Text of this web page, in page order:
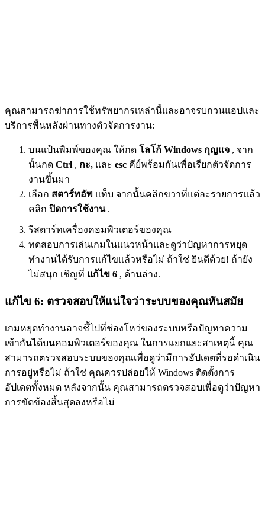
คุณสามารถฆ่าการใช้ทรัพยากรเหล่านี้และอาจรบกวนแอปและ
บริการพื้นหลังผ่านทางตัวจัดการงาน:
บนแป้นพิมพ์ของคุณ ให้กด โลโก้ Windows กุญแจ , จาก
นั้นกด Ctrl , กะ, และ esc คีย์พร้อมกันเพื่อเรียกตัวจัดการ
งานขึ้นมา
เลือก สตาร์ทอัพ แท็บ จากนั้นคลิกขวาที่แต่ละรายการแล้ว
คลิก ปิดการใช้งาน.
รีสตาร์ทเครื่องคอมพิวเตอร์ของคุณ
ทดสอบการเล่นเกมในแนวหน้าและดูว่าปัญหาการหยุด
ทำงานได้รับการแก้ไขแล้วหรือไม่ ถ้าใช่ ยินดีด้วย! ถ้ายัง
ไม่สนุก เชิญที่ แก้ไข 6 , ด้านล่าง.
แก้ไข 6: ตรวจสอบให้แน่ใจว่าระบบของคุณทันสมัย
เกมหยุดทำงานอาจชี้ไปที่ช่องโหว่ของระบบหรือปัญหาความ
เข้ากันได้บนคอมพิวเตอร์ของคุณ ในการแยกแยะสาเหตุนี้ คุณ
สามารถตรวจสอบระบบของคุณเพื่อดูว่ามีการอัปเดตที่รอดำเนิน
การอยู่หรือไม่ ถ้าใช่ คุณควรปล่อยให้ Windows ติดตั้งการ
อัปเดตทั้งหมด หลังจากนั้น คุณสามารถตรวจสอบเพื่อดูว่าปัญหา
การขัดข้องสิ้นสุดลงหรือไม่